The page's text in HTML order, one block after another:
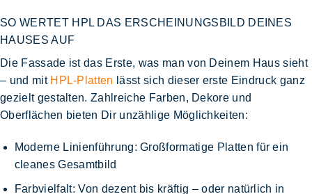
SO WERTET HPL DAS ERSCHEINUNGSBILD DEINES
HAUSES AUF
Die Fassade ist das Erste, was man von Deinem Haus sieht
– und mit HPL-Platten lässt sich dieser erste Eindruck ganz
gezielt gestalten.Zahlreiche Farben, Dekore und
Oberflächen bieten Dir unzählige Möglichkeiten:
Moderne Linienführung: Großformatige Platten für ein
cleanes Gesamtbild
Farbvielfalt: Von dezent bis kräftig – oder natürlich in